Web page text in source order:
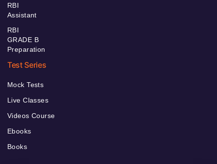
RBI
Assistant
RBI
GRADE B
Preparation
Test Series
Mock Tests
Live Classes
Videos Course
Ebooks
Books